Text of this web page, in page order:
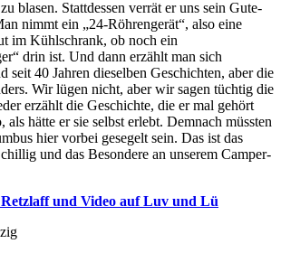
blasen. Stattdessen verrät er uns sein Gute-
nimmt ein „24-Röhrengerät“, also eine
im Kühlschrank, ob noch ein
drin ist. Und dann erzählt man sich
seit 40 Jahren dieselben Geschichten, aber die
Wir lügen nicht, aber wir sagen tüchtig die
erzählt die Geschichte, die er mal gehört
als hätte er sie selbst erlebt. Demnach müssten
hier vorbei gesegelt sein. Das ist das
und das Besondere an unserem Camper-
und Video auf Luv und Lü